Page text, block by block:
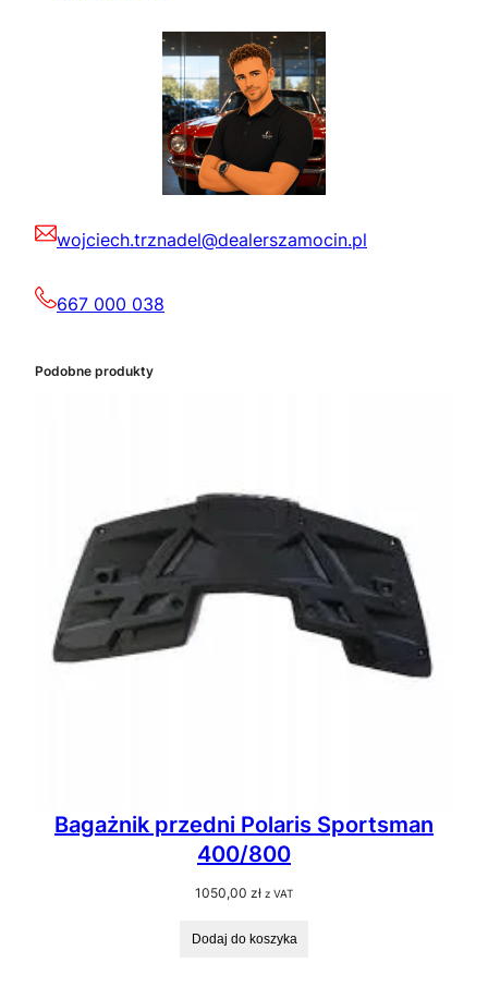
wojciech.trznadel@dealerszamocin.pl
667 000 038
Podobne produkty
Bagażnik przedni Polaris Sportsman
400/800
1050,00 zł z VAT
Dodaj do koszyka